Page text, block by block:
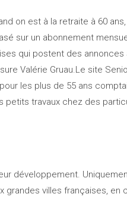
on est à la retraite à 60
sur un abonnement
qui postent des
Valérie Gruau.Le site
les plus de 55 ans
petits travaux chez des
développement.
grandes villes françaises, en